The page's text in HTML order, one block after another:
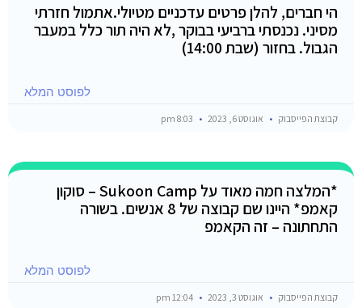
הי חברים, להלן פרטים עדכניים מטיולי.אתמול חזרתי
מסיני. נכנסתי ברביעי בבוקר ,לא היה תור כלל במעבר
הגבול. בחזור (שבת 14:00)
לפוסט המלא
קבוצת הפייסבוק אוגוסט 6, 2023
*המלצה חמה מאוד על Sukoon Camp – סוקון
קאמפ* היינו שם קבוצה של 8 אנשים. בשורה
התחתונה – זה הקאמפ
לפוסט המלא
קבוצת הפייסבוק אוגוסט 3, 2023